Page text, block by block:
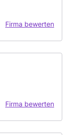
Firma bewerten
Firma bewerten